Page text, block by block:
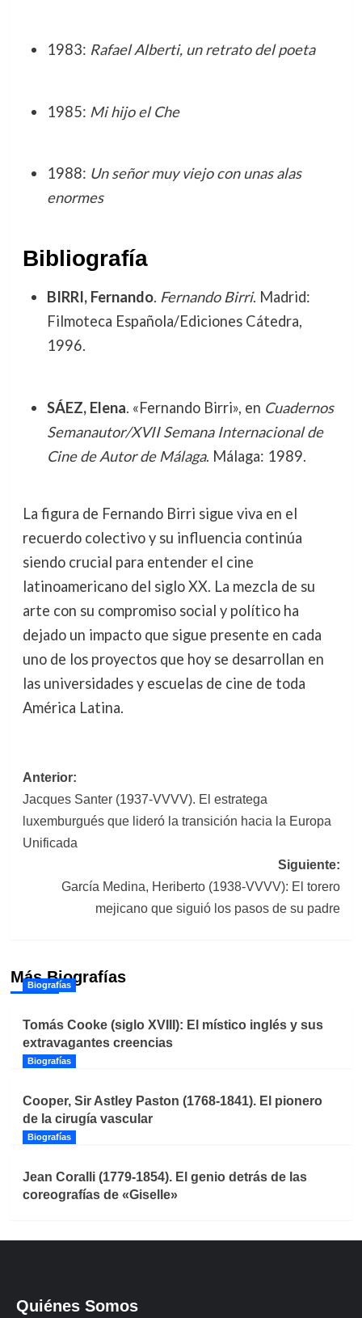
1983: Rafael Alberti, un retrato del poeta
1985: Mi hijo el Che
1988: Un señor muy viejo con unas alas
enormes
Bibliografía
BIRRI, Fernando. Fernando Birri. Madrid:
Filmoteca Española/Ediciones Cátedra,
1996.
SÁEZ, Elena. «Fernando Birri», en Cuadernos
Semanautor/XVII Semana Internacional de
Cine de Autor de Málaga. Málaga: 1989.
La figura de Fernando Birri sigue viva en el
recuerdo colectivo y su influencia continúa
siendo crucial para entender el cine
latinoamericano del siglo XX. La mezcla de su
arte con su compromiso social y político ha
dejado un impacto que sigue presente en cada
uno de los proyectos que hoy se desarrollan en
las universidades y escuelas de cine de toda
América Latina.
Navegación
de
entradas
Anterior:
Jacques Santer (1937-VVVV). El estratega
luxemburgués que lideró la transición hacia la Europa
Unificada
Siguiente:
García Medina, Heriberto (1938-VVVV): El torero
mejicano que siguió los pasos de su padre
Más Biografías
Biografías
Tomás Cooke (siglo XVIII): El místico inglés y sus
extravagantes creencias
Biografías
Cooper, Sir Astley Paston (1768-1841). El pionero
de la cirugía vascular
Biografías
Jean Coralli (1779-1854). El genio detrás de las
coreografías de «Giselle»
Quiénes Somos